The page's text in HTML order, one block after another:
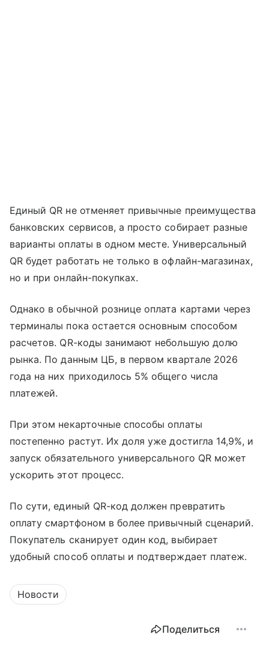
Единый QR не отменяет привычные преимущества
банковских сервисов, а просто собирает разные
варианты оплаты в одном месте. Универсальный
QR будет работать не только в офлайн-магазинах,
но и при онлайн-покупках.
Однако в обычной рознице оплата картами через
терминалы пока остается основным способом
расчетов. QR-коды занимают небольшую долю
рынка. По данным ЦБ, в первом квартале 2026
года на них приходилось 5% общего числа
платежей.
При этом некарточные способы оплаты
постепенно растут. Их доля уже достигла 14,9%, и
запуск обязательного универсального QR может
ускорить этот процесс.
По сути, единый QR-код должен превратить
оплату смартфоном в более привычный сценарий.
Покупатель сканирует один код, выбирает
удобный способ оплаты и подтверждает платеж.
Новости
Поделиться